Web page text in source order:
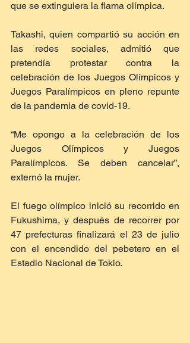
que se extinguiera la flama olímpica.
Takashi, quien compartió su acción en
las redes sociales, admitió que
pretendía protestar contra la
celebración de los Juegos Olímpicos y
Juegos Paralímpicos en pleno repunte
de la pandemia de covid-19.
“Me opongo a la celebración de los
Juegos Olímpicos y Juegos
Paralímpicos. Se deben cancelar”,
externó la mujer.
El fuego olímpico inició su recorrido en
Fukushima, y después de recorrer por
47 prefecturas finalizará el 23 de julio
con el encendido del pebetero en el
Estadio Nacional de Tokio.